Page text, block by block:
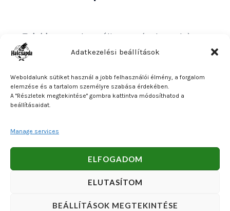
Adatkezelési beállítások
Weboldalunk sütiket használ a jobb felhasználói élmény, a forgalom
elemzése és a tartalom személyre szabása érdekében.
A "Részletek megtekintése" gombra kattintva módosíthatod a
beállításaidat.
Manage services
ELFOGADOM
ELUTASÍTOM
BEÁLLÍTÁSOK MEGTEKINTÉSE
Tulajdonos
: Bakos Bálint E. V. (Halcsapda)
Székhely és postacím: 2890 Tata, Nyárfa u. 7.
Közösségi adószám: HU90921379
Bankszámlaszám: OTP Bank 11740047-27102600
by Bakos Bálint E. V. (Halcsapda).